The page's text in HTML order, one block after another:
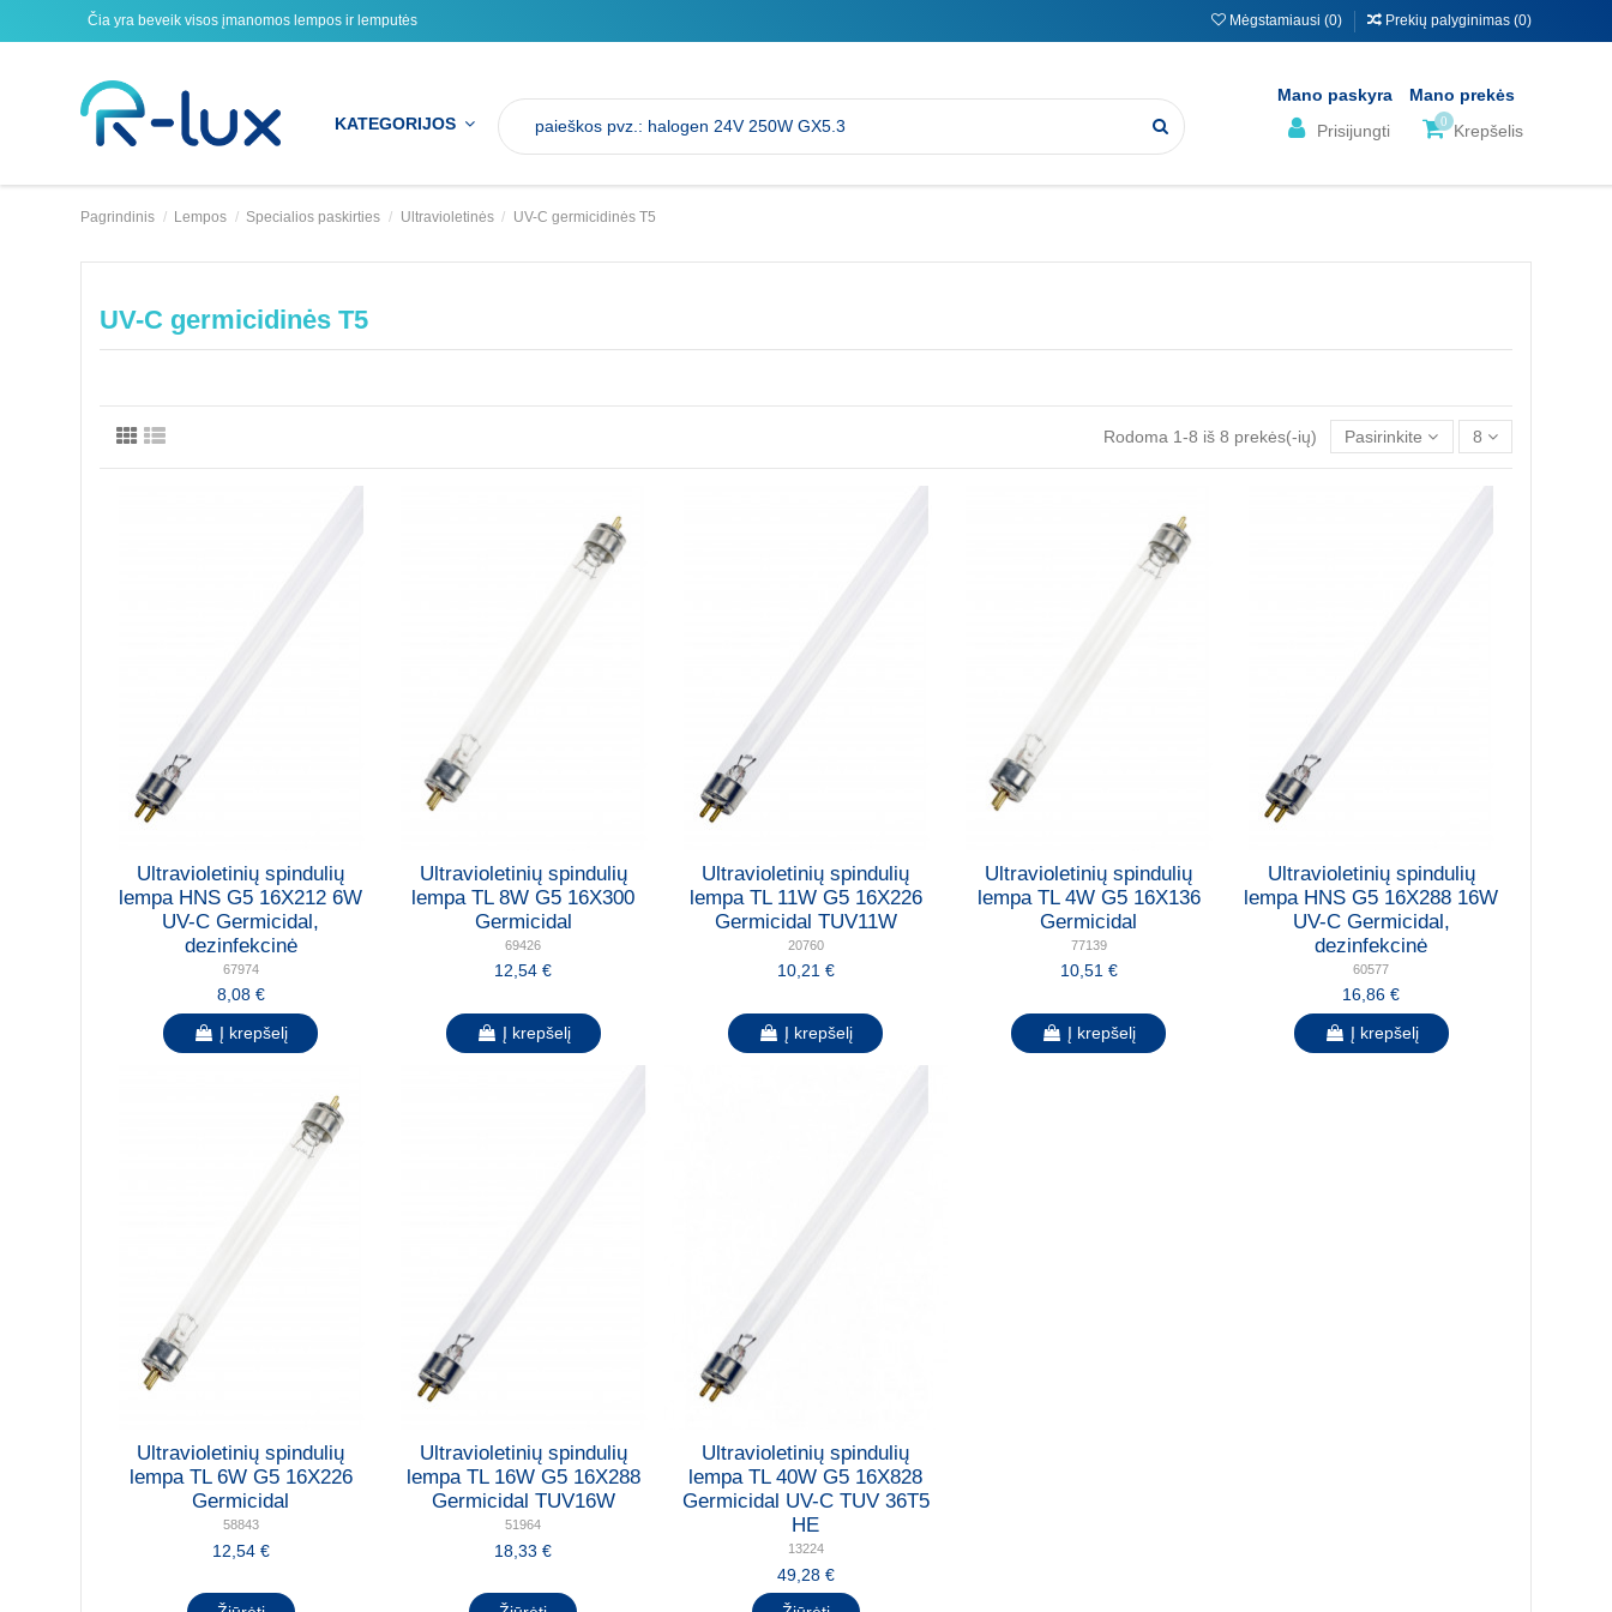
Čia yra beveik visos įmanomos lempos ir lemputės Mėgstamiausi (0) Prekių palyginimas (0)
KATEGORIJOS
Mano paskyra
Prisijungti
Mano prekės
0Krepšelis
Pagrindinis Lempos Specialios paskirties Ultravioletinės UV-C germicidinės T5
UV-C germicidinės T5
Rodoma 1-8 iš 8 prekės(-ių) Pasirinkite 8
Ultravioletinių spindulių
lempa HNS G5 16X212 6W
UV-C Germicidal,
dezinfekcinė
67974
8,08 €
Į krepšelį
Ultravioletinių spindulių
lempa TL 8W G5 16X300
Germicidal
69426
12,54 €
Į krepšelį
Ultravioletinių spindulių
lempa TL 11W G5 16X226
Germicidal TUV11W
20760
10,21 €
Į krepšelį
Ultravioletinių spindulių
lempa TL 4W G5 16X136
Germicidal
77139
10,51 €
Į krepšelį
Ultravioletinių spindulių
lempa HNS G5 16X288 16W
UV-C Germicidal,
dezinfekcinė
60577
16,86 €
Į krepšelį
Ultravioletinių spindulių
lempa TL 6W G5 16X226
Germicidal
58843
12,54 €
Ultravioletinių spindulių
lempa TL 16W G5 16X288
Germicidal TUV16W
51964
18,33 €
Ultravioletinių spindulių
lempa TL 40W G5 16X828
Germicidal UV-C TUV 36T5
HE
13224
49,28 €